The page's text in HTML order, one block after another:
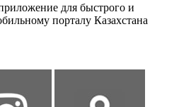
для быстрого и
порталу Казахстана